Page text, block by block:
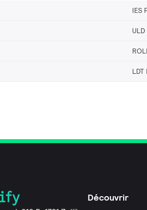
IES
Découvrir